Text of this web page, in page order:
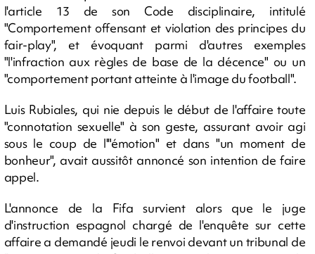
l'article 13 de son Code disciplinaire, intitulé
"Comportement offensant et violation des principes du
fair-play", et évoquant parmi d'autres exemples
"l'infraction aux règles de base de la décence" ou un
"comportement portant atteinte à l'image du football".
Luis Rubiales, qui nie depuis le début de l'affaire toute
"connotation sexuelle" à son geste, assurant avoir agi
sous le coup de l'"émotion" et dans "un moment de
bonheur", avait aussitôt annoncé son intention de faire
appel.
L'annonce de la Fifa survient alors que le juge
d'instruction espagnol chargé de l'enquête sur cette
affaire a demandé jeudi le renvoi devant un tribunal de